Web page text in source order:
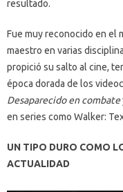
resultado.
Fue muy reconocido en el
maestro en varias
propició su salto al cine,
época dorada de los
Desaparecido en combate
en series como Walker:
UN TIPO DURO COMO
ACTUALIDAD